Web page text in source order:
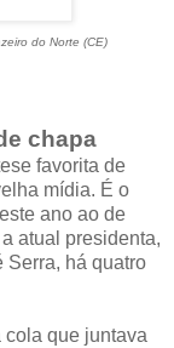
do Norte (CE)
chapa
favorita de
mídia. É o
ano ao de
atual presidenta,
Serra, há quatro
cola que juntava